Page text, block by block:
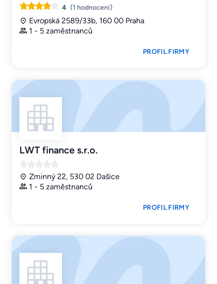
4 (1 hodnocení)
Evropská 2589/33b, 160 00 Praha
1 - 5 zaměstnanců
PROFIL FIRMY
LWT finance s.r.o.
Zminný 22, 530 02 Dašice
1 - 5 zaměstnanců
PROFIL FIRMY